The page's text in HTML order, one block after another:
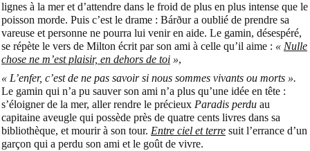
lignes à la mer et d’attendre dans le froid de plus en plus intense que le
poisson morde. Puis c’est le drame : Bárður a oublié de prendre sa
vareuse et personne ne pourra lui venir en aide. Le gamin, désespéré,
se répète le vers de Milton écrit par son ami à celle qu’il aime : « Nulle
chose ne m’est plaisir, en dehors de toi »,
« L’enfer, c’est de ne pas savoir si nous sommes vivants ou morts ».
Le gamin qui n’a pu sauver son ami n’a plus qu’une idée en tête :
s’éloigner de la mer, aller rendre le précieux Paradis perdu au
capitaine aveugle qui possède près de quatre cents livres dans sa
bibliothèque, et mourir à son tour. Entre ciel et terre suit l’errance d’un
garçon qui a perdu son ami et le goût de vivre.